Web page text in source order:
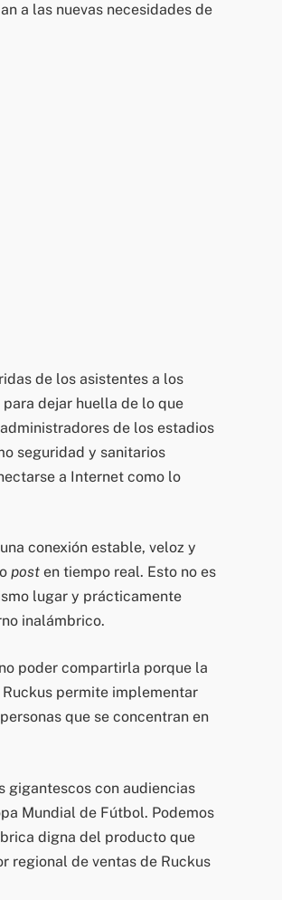
a las nuevas necesidades de
de los asistentes a los
dejar huella de lo que
de los estadios
seguridad y sanitarios
a Internet como lo
conexión estable, veloz y
posten tiempo real. Esto no es
lugar y prácticamente
inalámbrico.
poder compartirla porque la
permite implementar
que se concentran en
gigantescos con audiencias
Mundial de Fútbol. Podemos
digna del producto que
regional de ventas de Ruckus